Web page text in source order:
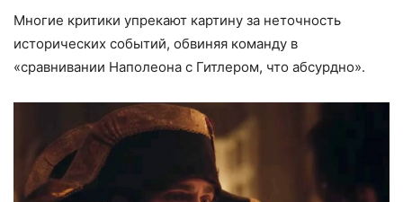
Многие критики упрекают картину за неточность
исторических событий, обвиняя команду в
«сравнивании Наполеона с Гитлером, что абсурдно».